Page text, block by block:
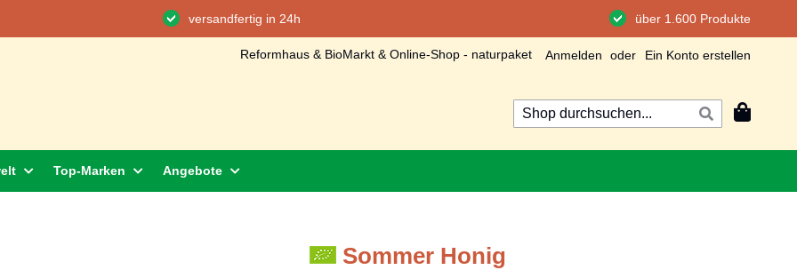
versandfertig in 24h über 1.600 Produkte
Reformhaus & BioMarkt & Online-Shop - naturpaket Anmelden Ein Konto erstellen
Mein
Suche
Top-Marken Angebote
Sommer Honig